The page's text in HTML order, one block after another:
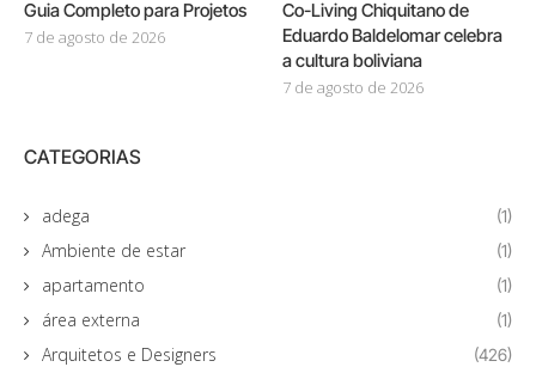
Guia Completo para Projetos
7 de agosto de 2026
Co-Living Chiquitano de
Eduardo Baldelomar celebra
a cultura boliviana
7 de agosto de 2026
CATEGORIAS
adega (1)
Ambiente de estar (1)
apartamento (1)
área externa (1)
Arquitetos e Designers (426)